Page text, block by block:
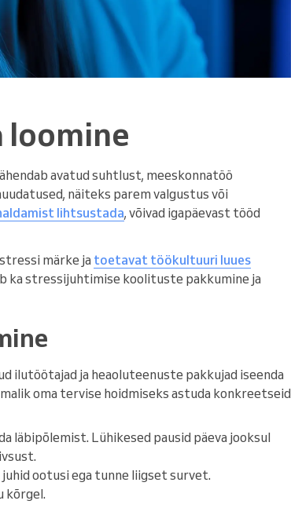
loomine
avatud suhtlust, meeskonnatöö
näiteks parem valgustus või
lihtsustada, võivad igapäevast tööd
märke ja toetavat töökultuuri luues
ka stressijuhtimise koolituste pakkumine ja
ilutöötajad ja heaoluteenuste pakkujad iseenda
oma tervise hoidmiseks astuda konkreetseid
läbipõlemist. Lühikesed pausid päeva jooksul
juhid ootusi ega tunne liigset survet.
kõrgel.